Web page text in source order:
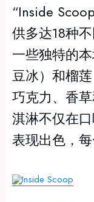
“Inside
供多达18种
一些独特的
豆冰）和榴
巧克力、香
淇淋不仅在
表现出色，